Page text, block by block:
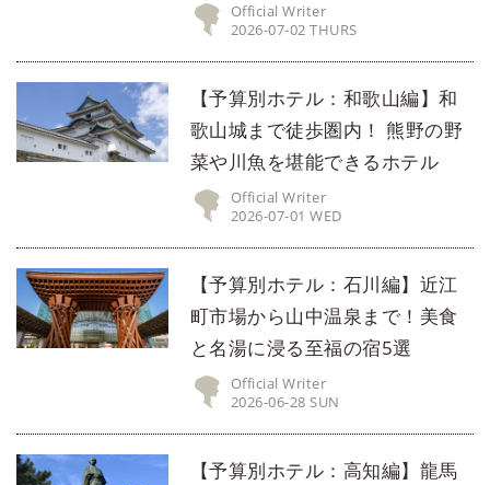
Official Writer
2026-07-02 THURS
【予算別ホテル：和歌山編】和
歌山城まで徒歩圏内！ 熊野の野
菜や川魚を堪能できるホテル
Official Writer
2026-07-01 WED
【予算別ホテル：石川編】近江
町市場から山中温泉まで！美食
と名湯に浸る至福の宿5選
Official Writer
2026-06-28 SUN
【予算別ホテル：高知編】龍馬